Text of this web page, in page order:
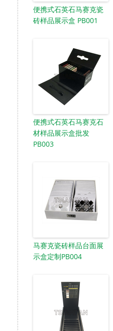
便携式石英石马赛克瓷
砖样品展示盒 PB001
便携式石英石马赛克石
材样品展示盒批发
PB003
马赛克瓷砖样品台面展
示盒定制PB004